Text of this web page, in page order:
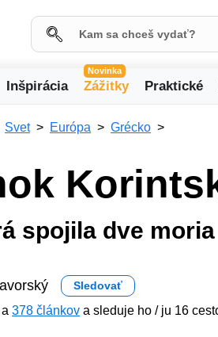
Inšpirácia
Novinka
Zážitky Praktické
Svet Európa Grécko
spojila dve moria
Sledovať
378 článkov a sleduje ho / ju 16